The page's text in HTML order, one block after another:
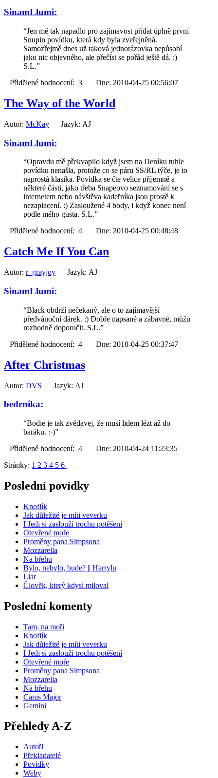
SinamLlumi:
“Jen mě tak napadlo pro zajímavost přidat úplně první
Snupin povídku, která kdy byla zveřejněná.
Samozřejmě dnes už taková jednorázovka nepůsobí
jako nic objevného, ale přečíst se pořád ještě dá. :)
S.L.”
Přidělené hodnocení: 3 Dne: 2010-04-25 00:56:07
The Way of the World
Autor: McKay Jazyk: AJ
SinamLlumi:
“Opravdu mě překvapilo když jsem na Deníku tuhle
povídku nenašla, protože co se páru SS/RL týče, je to
naprostá klasika. Povídka se čte velice příjemně a
některé části, jako třeba Snapeovo seznamování se s
internetem nebo návštěva kadeřníka jsou prostě k
nezaplacení. :) Zasloužené 4 body, i když konec není
podle mého gusta. S.L.”
Přidělené hodnocení: 4 Dne: 2010-04-25 00:48:48
Catch Me If You Can
Autor: r_grayjoy Jazyk: AJ
SinamLlumi:
“Black obdrží nečekaný, ale o to zajímavější
předvánoční dárek. :) Dobře napsané a zábavné, můžu
rozhodně doporučit. S.L.”
Přidělené hodnocení: 4 Dne: 2010-04-25 00:37:47
After Christmas
Autor: DVS Jazyk: AJ
bedrníka:
“Bodie je tak zvědavej, že musí lidem lézt až do
baráku. :-)”
Přidělené hodnocení: 4 Dne: 2010-04-24 11:23:35
Stránky: 1 2 3 4 5 6
Poslední povídky
Knoflík
Jak důležité je míti veverku
I Jedi si zaslouží trochu potěšení
Otevřené moře
Proměny pana Simpsona
Mozzarella
Na břehu
Bylo, nebylo, bude? || Harrylu
Liar
Člověk, který kdysi miloval
Poslední komenty
Tam, na moři
Knoflík
Jak důležité je míti veverku
I Jedi si zaslouží trochu potěšení
Otevřené moře
Proměny pana Simpsona
Mozzarella
Na břehu
Canis Major
Gemini
Přehledy A-Z
Autoři
Překladatelé
Povídky
Weby